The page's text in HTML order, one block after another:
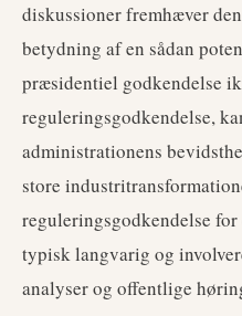
diskussioner fremhæver
betydning af en sådan
præsidentiel godkendelse
reguleringsgodkendelse,
administrationens
store
reguleringsgodkendelse
typisk langvarig og
analyser og offentlige